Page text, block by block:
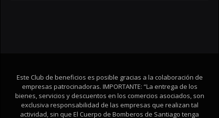
Este Club de beneficios es posible gracias a la colaboración de
empresas patrocinadoras. IMPORTANTE: “La entrega de los
bienes, servicios y descuentos en los comercios asociados, son
exclusiva responsabilidad de las empresas que realizan tal
actividad, sin que El Cuerpo de Bomberos de Santiago tenga